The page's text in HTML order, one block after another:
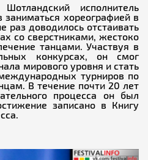
исполнитель
заниматься хореографией в
раз доводилось отстаивать
со сверстниками, жестоко
танцами. Участвуя в
конкурсах, он смог
мирового уровня и стать
турниров по
В течение почти 20 лет
процесса он был
записано в Книгу